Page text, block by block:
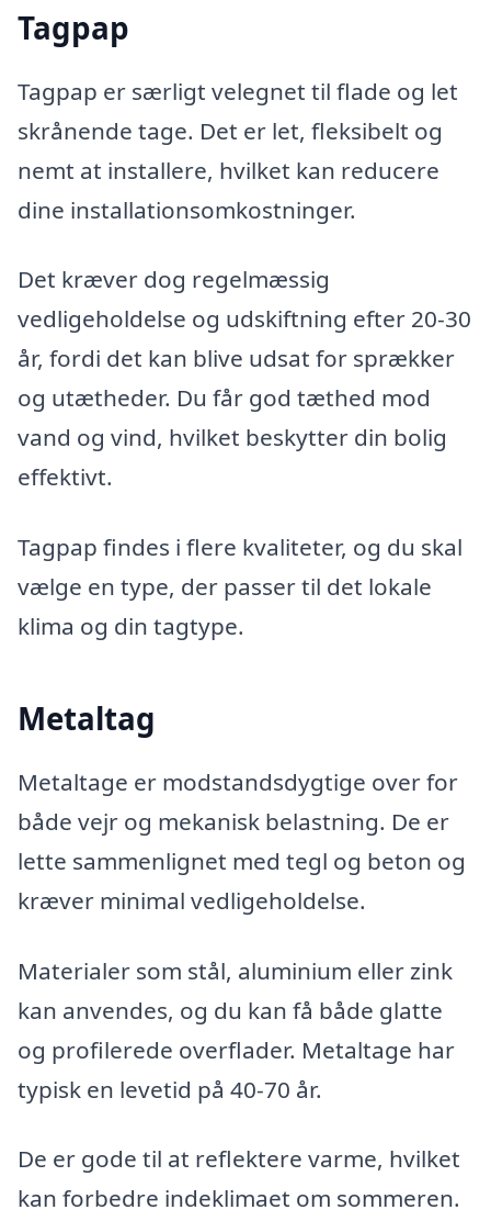
Tagpap
Tagpap er særligt velegnet til flade og let
skrånende tage. Det er let, fleksibelt og
nemt at installere, hvilket kan reducere
dine installationsomkostninger.
Det kræver dog regelmæssig
vedligeholdelse og udskiftning efter 20-30
år, fordi det kan blive udsat for sprækker
og utætheder. Du får god tæthed mod
vand og vind, hvilket beskytter din bolig
effektivt.
Tagpap findes i flere kvaliteter, og du skal
vælge en type, der passer til det lokale
klima og din tagtype.
Metaltag
Metaltage er modstandsdygtige over for
både vejr og mekanisk belastning. De er
lette sammenlignet med tegl og beton og
kræver minimal vedligeholdelse.
Materialer som stål, aluminium eller zink
kan anvendes, og du kan få både glatte
og profilerede overflader. Metaltage har
typisk en levetid på 40-70 år.
De er gode til at reflektere varme, hvilket
kan forbedre indeklimaet om sommeren.